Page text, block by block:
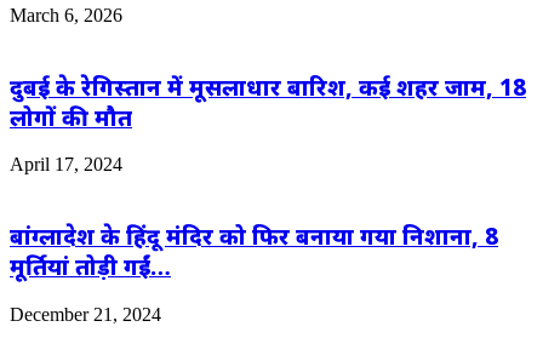
March 6, 2026
दुबई के रेगिस्तान में मूसलाधार बारिश, कई शहर जाम, 18
लोगों की मौत
April 17, 2024
बांग्लादेश के हिंदू मंदिर को फिर बनाया गया निशाना, 8
मूर्तियां तोड़ी गईं…
December 21, 2024